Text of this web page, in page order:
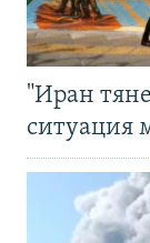
"Иран
ситуация